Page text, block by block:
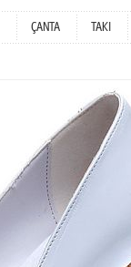
ÇANTA TAKI